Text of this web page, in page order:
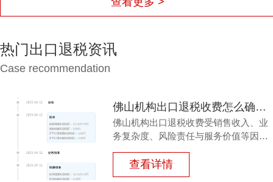
热门出口退税资讯
Case recommendation
佛山机构出口退税收费怎么确定？老财务只看这三点就够了
佛山机构出口退税收费受销售收入、业
务复杂度、风险责任与服务价值等因素
收费逻辑，帮助外贸企业负责人科学选
择服务机构，避免低价陷阱与隐性成
查看详情